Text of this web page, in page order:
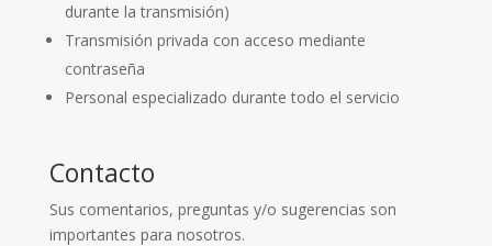
durante la transmisión)
Transmisión privada con acceso mediante
contraseña
Personal especializado durante todo el servicio
Contacto
Sus comentarios, preguntas y/o sugerencias son
importantes para nosotros.